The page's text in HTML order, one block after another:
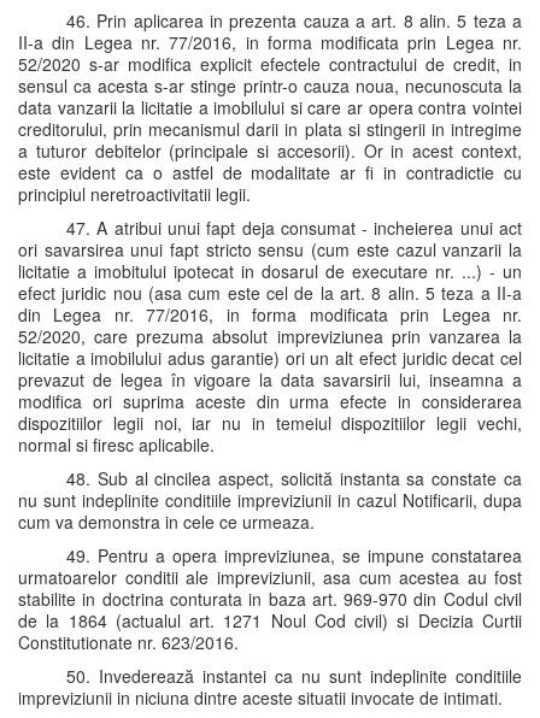
46. Prin aplicarea in prezenta cauza a art. 8 alin. 5 teza a
II-a din Legea nr. 77/2016, in forma modificata prin Legea nr.
52/2020 s-ar modifica explicit efectele contractului de credit, in
sensul ca acesta s-ar stinge printr-o cauza noua, necunoscuta la
data vanzarii la licitatie a imobilului si care ar opera contra vointei
creditorului, prin mecanismul darii in plata si stingerii in intregime
a tuturor debitelor (principale si accesorii). Or in acest context,
este evident ca o astfel de modalitate ar fi in contradictie cu
principiul neretroactivitatii legii.
47. A atribui unui fapt deja consumat - incheierea unui act
ori savarsirea unui fapt stricto sensu (cum este cazul vanzarii la
licitatie a imobitului ipotecat in dosarul de executare nr. ...) - un
efect juridic nou (asa cum este cel de la art. 8 alin. 5 teza a II-a
din Legea nr. 77/2016, in forma modificata prin Legea nr.
52/2020, care prezuma absolut impreviziunea prin vanzarea la
licitatie a imobilului adus garantie) ori un alt efect juridic decat cel
prevazut de legea în vigoare la data savarsirii lui, inseamna a
modifica ori suprima aceste din urma efecte in considerarea
dispozitiilor legii noi, iar nu in temeiul dispozitiilor legii vechi,
normal si firesc aplicabile.
48. Sub al cincilea aspect, solicită instanta sa constate ca
nu sunt indeplinite conditiile impreviziunii in cazul Notificarii, dupa
cum va demonstra in cele ce urmeaza.
49. Pentru a opera impreviziunea, se impune constatarea
urmatoarelor conditii ale impreviziunii, asa cum acestea au fost
stabilite in doctrina conturata in baza art. 969-970 din Codul civil
de la 1864 (actualul art. 1271 Noul Cod civil) si Decizia Curtii
Constitutionate nr. 623/2016.
50. Invederează instantei ca nu sunt indeplinite conditiile
impreviziunii in niciuna dintre aceste situatii invocate de intimati.